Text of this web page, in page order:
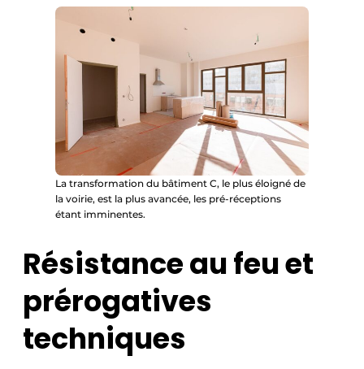
La transformation du bâtiment C, le plus éloigné de
la voirie, est la plus avancée, les pré-réceptions
étant imminentes.
Résistance au feu et
prérogatives
techniques